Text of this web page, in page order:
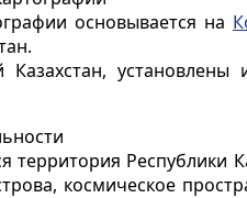
основывается на
Республики
космическое